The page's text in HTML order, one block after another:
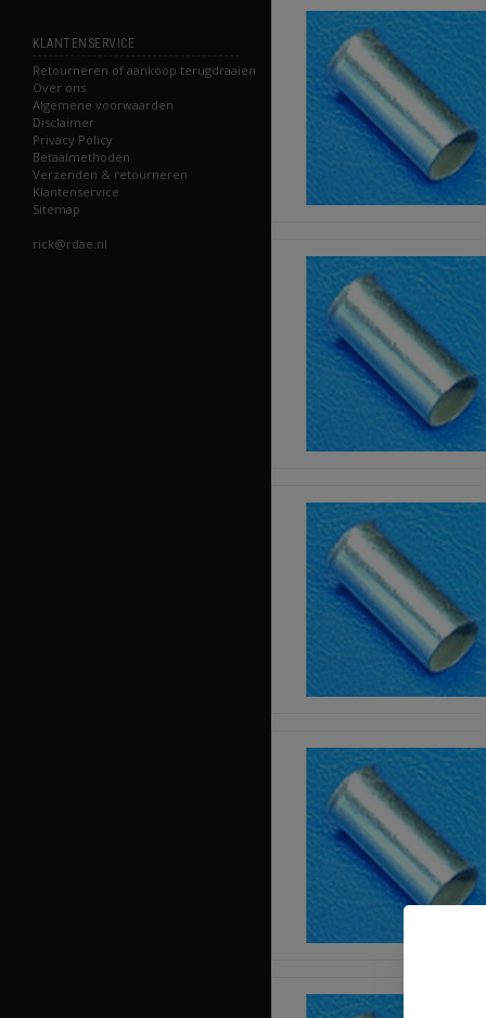
KLANTENSERVICE
Retourneren of aankoop terugdraaien
Over ons
Algemene voorwaarden
Disclaimer
Privacy Policy
Betaalmethoden
Verzenden & retourneren
Klantenservice
Sitemap
rick@rdae.nl